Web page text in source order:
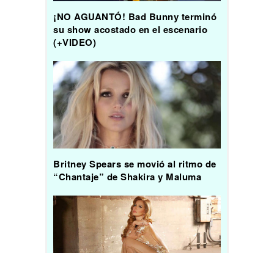
¡NO AGUANTÓ! Bad Bunny terminó
su show acostado en el escenario
(+VIDEO)
Britney Spears se movió al ritmo de
“Chantaje” de Shakira y Maluma